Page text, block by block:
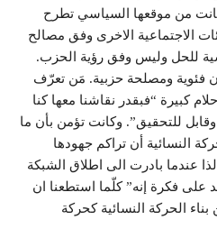
من موقعها السياسي تطرح
الاجتماعية الاخرى وفق مصالح
للحل وليس وفق رؤية الحزب.
فئوية ومصلحة حزبية. مَن تعرّف
كبيرة “فبقدر نقاشنا معها كنا
للتحقيق”. وكانت تؤمن بأن ما
النسائية أن تراكم جهودها
عندما بادرت الى اطلاق الشبكة
على فكرة إنه” كلّما استطعنا ان
الحركة النسائية كحركة